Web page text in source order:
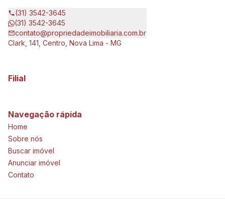
(31) 3542-3645
(31) 3542-3645
contato@propriedadeimobiliaria.com.br
Clark, 141, Centro, Nova Lima - MG
Filial
Navegação rápida
Home
Sobre nós
Buscar imóvel
Anunciar imóvel
Contato